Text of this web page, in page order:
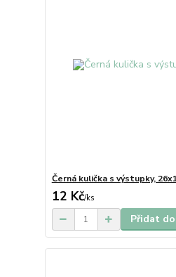
Černá kulička s výstupky,
12 Kč/ks
Přidat